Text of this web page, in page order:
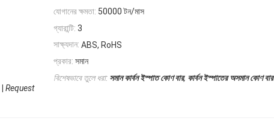
যোগানের ক্ষমতা: 50000 টন/মাস
গ্যারান্টি: 3
সাক্ষ্যদান: ABS, RoHS
প্রকার: সমান
Request
বিশেষভাবে তুলে ধরা: সমান কার্বন ইস্পাত কোণ বার, কার্বন ইস্পাতের অসমান কোণ বার